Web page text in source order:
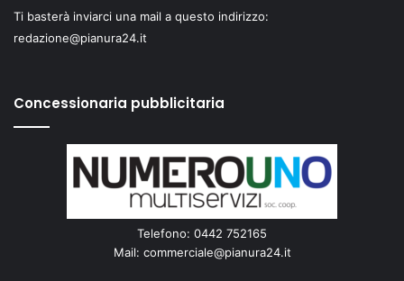
Ti basterà inviarci una mail a questo indirizzo:
redazione@pianura24.it
Concessionaria pubblicitaria
Telefono: 0442 752165
Mail: commerciale@pianura24.it